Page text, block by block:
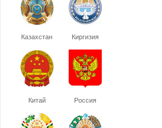
Казахстан Киргизия
Китай Россия